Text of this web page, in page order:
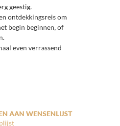
geestig.
ontdekkingsreis om
begin beginnen, of
even verrassend
AAN WENSENLIJST